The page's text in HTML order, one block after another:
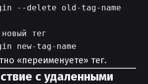
--delete old-tag-name
тег
«переименуете» тег.
с удаленными